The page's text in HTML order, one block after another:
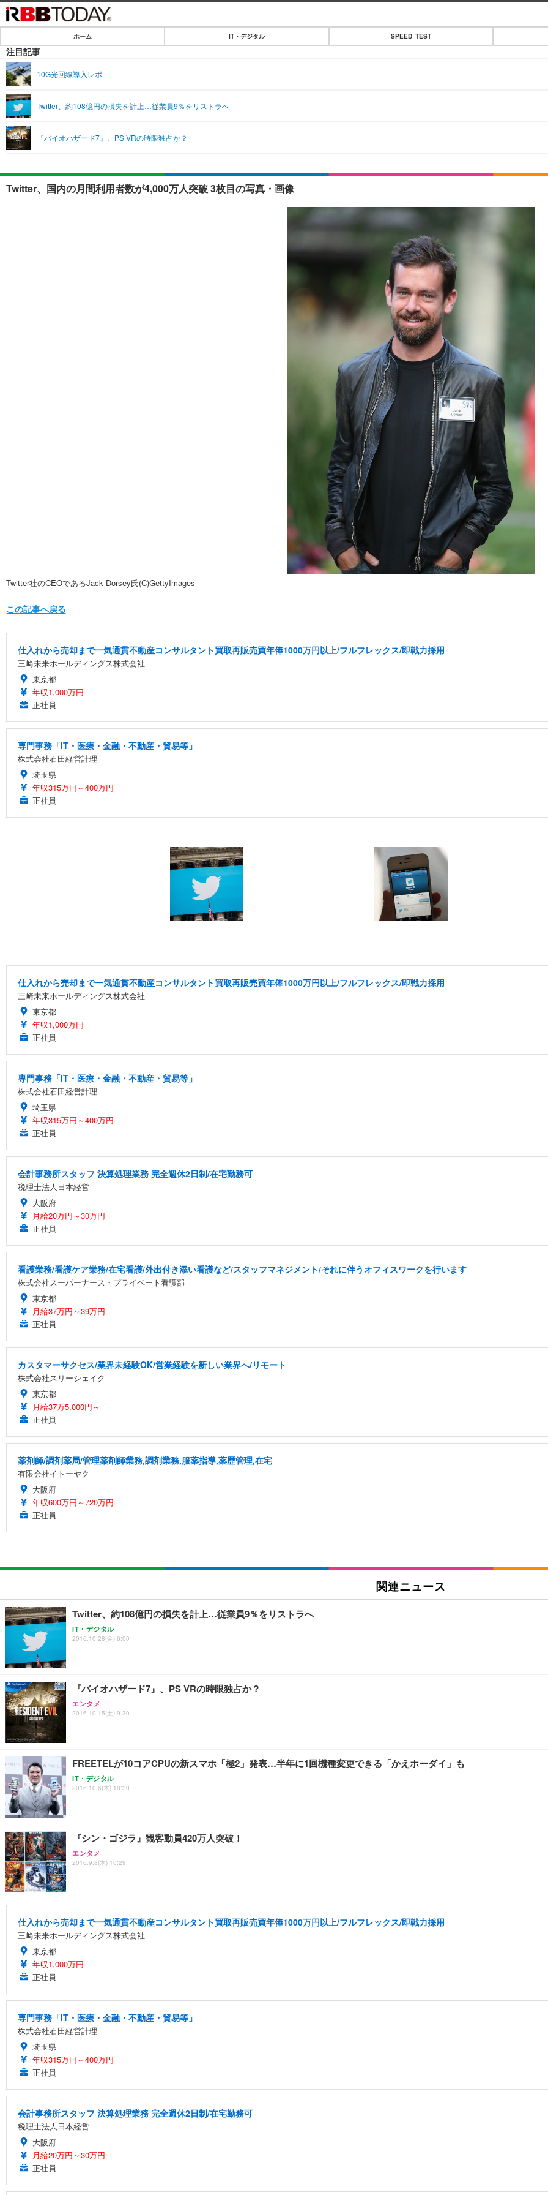
IT・デジタル
ショッピング
SPEED TEST
エンタメ
エンタメTOP
音楽
ライフ
ライフTOP
ペット
リリース一覧
ホーム IT・デジタル SPEED TEST
注目記事
10G光回線導入レポ
Twitter、約108億円の損失を計上…従業員9％をリストラへ
『バイオハザード7』、PS VRの時限独占か？
Twitter、国内の月間利用者数が4,000万人突破 3枚目の写真・画像
Twitter社のCEOであるJack Dorsey氏(C)GettyImages
この記事へ戻る
仕入れから売却まで一気通貫不動産コンサルタント買取再販売買年俸1000万円以上/フルフレックス/即戦力採用
三崎未来ホールディングス株式会社
東京都
年収1,000万円
正社員
専門事務「IT・医療・金融・不動産・貿易等」
株式会社石田経営計理
埼玉県
年収315万円～400万円
正社員
仕入れから売却まで一気通貫不動産コンサルタント買取再販売買年俸1000万円以上/フルフレックス/即戦力採用
三崎未来ホールディングス株式会社
東京都
年収1,000万円
正社員
専門事務「IT・医療・金融・不動産・貿易等」
株式会社石田経営計理
埼玉県
年収315万円～400万円
正社員
会計事務所スタッフ 決算処理業務 完全週休2日制/在宅勤務可
税理士法人日本経営
大阪府
月給20万円～30万円
正社員
看護業務/看護ケア業務/在宅看護/外出付き添い看護など/スタッフマネジメント/それに伴うオフィスワークを行います
株式会社スーパーナース・プライベート看護部
東京都
月給37万円～39万円
正社員
カスタマーサクセス/業界未経験OK/営業経験を新しい業界へ/リモート
株式会社スリーシェイク
東京都
月給37万5,000円～
正社員
薬剤師/調剤薬局/管理薬剤師業務,調剤業務,服薬指導,薬歴管理,在宅
有限会社イトーヤク
大阪府
年収600万円～720万円
正社員
関連ニュース
Twitter、約108億円の損失を計上…従業員9％をリストラへ
IT・デジタル
2016.10.28(金) 6:00
『バイオハザード7』、PS VRの時限独占か？
エンタメ
2016.10.15(土) 9:30
FREETELが10コアCPUの新スマホ「極2」発表…半年に1回機種変更できる「かえホーダイ」も
IT・デジタル
2016.10.6(木) 18:30
『シン・ゴジラ』観客動員420万人突破！
エンタメ
2016.9.8(木) 10:29
仕入れから売却まで一気通貫不動産コンサルタント買取再販売買年俸1000万円以上/フルフレックス/即戦力採用
三崎未来ホールディングス株式会社
東京都
年収1,000万円
正社員
専門事務「IT・医療・金融・不動産・貿易等」
株式会社石田経営計理
埼玉県
年収315万円～400万円
正社員
会計事務所スタッフ 決算処理業務 完全週休2日制/在宅勤務可
税理士法人日本経営
大阪府
月給20万円～30万円
正社員